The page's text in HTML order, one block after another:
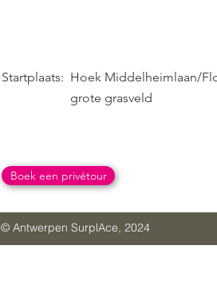
Startplaats: Hoek Middelheimlaan/
grote grasveld
Boek een privétour
© Antwerpen SurplAce, 2024